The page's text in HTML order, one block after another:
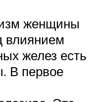
женщины
влиянием
желез есть
В первое